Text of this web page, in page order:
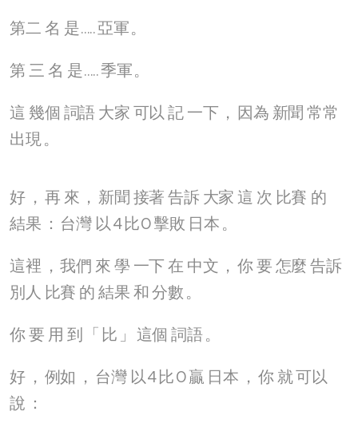
第二 名 是.....亞軍。
第 三 名 是.....季軍。
這 幾個 詞語 大家 可以記 一下 ， 因為 新聞 常常
出現。
好 ， 再 來 ， 新聞 接著 告訴 大家 這 次 比賽 的
結果 ： 台灣 以4 比0擊敗 日本 。
這裡 ， 我們 來 學 一下 在 中文 ， 你要 怎麼 告訴
別人 比賽 的 結果 和 分數 。
你要 用 到 「 比 」 這個 詞語。
好 ， 例如 ， 台灣 以4 比0贏 日本 ， 你就可以
說 ：